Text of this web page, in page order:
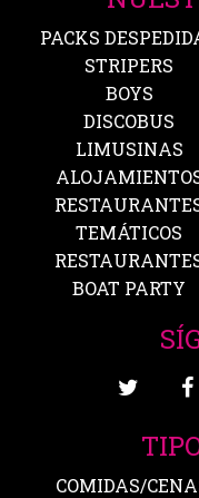
PACKS
STRIPERS
BOYS
DISCOBUS
LIMUSINAS
TEMÁTICOS
BOAT PARTY
COMIDAS/